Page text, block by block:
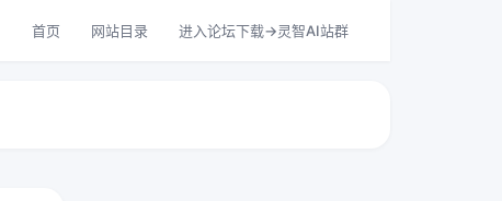
首页 网站目录 进入论坛下载->灵智AI站群